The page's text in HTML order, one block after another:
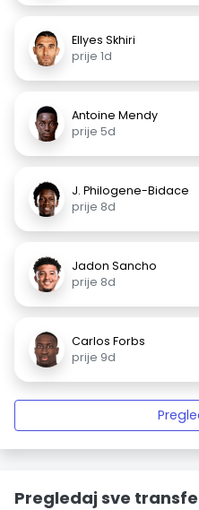
Ellyes Skhiri
prije 1d
Antoine Mendy
prije 5d
J. Philogene-Bidace
prije 8d
Jadon Sancho
prije 8d
Carlos Forbs
prije 9d
Pregledaj sve